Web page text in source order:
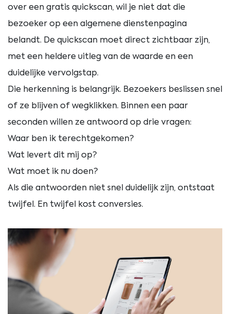
over een gratis quickscan, wil je niet dat die
bezoeker op een algemene dienstenpagina
belandt. De quickscan moet direct zichtbaar zijn,
met een heldere uitleg van de waarde en een
duidelijke vervolgstap.
Die herkenning is belangrijk. Bezoekers beslissen snel
of ze blijven of wegklikken. Binnen een paar
seconden willen ze antwoord op drie vragen:
Waar ben ik terechtgekomen?
Wat levert dit mij op?
Wat moet ik nu doen?
Als die antwoorden niet snel duidelijk zijn, ontstaat
twijfel. En twijfel kost conversies.